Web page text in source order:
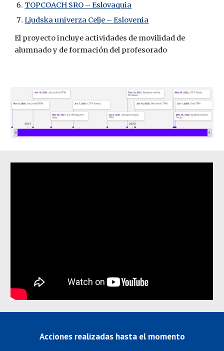
TOPCOACH SRO – Eslovaquia
Ljudska univerza Celje – Eslovenia
El proyecto incluye actividades de movilidad de
alumnado y de formación del profesorado
Acciones realizadas hasta el momento